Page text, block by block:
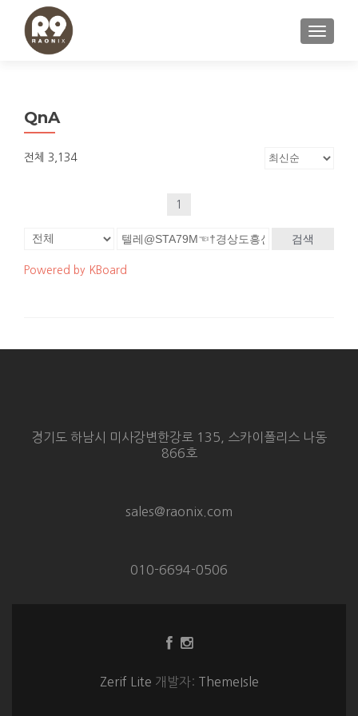
내비게
QnA
전체 3,134
1
검색
Powered by KBoard
경기도 하남시 미사강변한강로 135, 스카이폴리스 나동
866호
sales@raonix.com
010-6694-0506
Facebook
크
Instagram
크
Zerif Lite 개발자: ThemeIsle